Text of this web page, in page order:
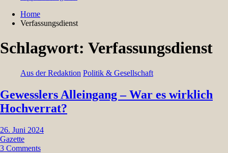
Home
Verfassungsdienst
Schlagwort: Verfassungsdienst
Aus der Redaktion Politik & Gesellschaft
Gewesslers Alleingang – War es wirklich
Hochverrat?
26. Juni 2024
Gazette
3 Comments